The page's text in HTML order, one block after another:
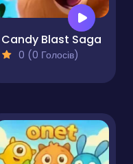
Candy Blast Saga
0 (0 Голосів)